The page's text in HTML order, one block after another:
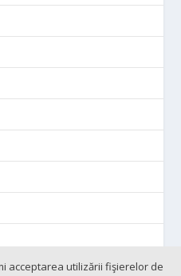
acceptarea utilizării fişierelor de